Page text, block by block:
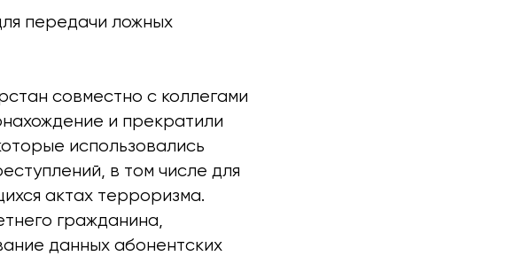
передачи ложных
совместно с коллегами
и прекратили
использовались
в том числе для
актах терроризма.
гражданина,
данных абонентских